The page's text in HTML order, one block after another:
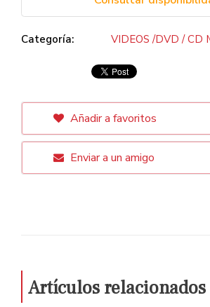
Categoría: VIDEOS /DVD / CD
Añadir a favoritos
Enviar a un amigo
Artículos relacionados